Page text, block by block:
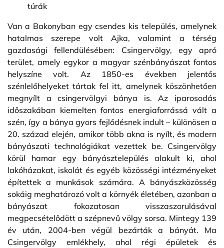
túrák
Van a Bakonyban egy csendes kis település, amelynek
hatalmas szerepe volt Ajka, valamint a térség
gazdasági fellendülésében: Csingervölgy, egy apró
terület, amely egykor a magyar szénbányászat fontos
helyszíne volt. Az 1850-es években jelentős
szénlelőhelyeket tártak fel itt, amelynek köszönhetően
megnyílt a csingervölgyi bánya is. Az iparosodás
időszakában kiemelten fontos energiaforrássá vált a
szén, így a bánya gyors fejlődésnek indult – különösen a
20. század elején, amikor több akna is nyílt, és modern
bányászati technológiákat vezettek be. Csingervölgy
körül hamar egy bányásztelepülés alakult ki, ahol
lakóházakat, iskolát és egyéb közösségi intézményeket
építettek a munkások számára. A bányászközösség
sokáig meghatározó volt a környék életében, azonban a
bányászat fokozatosan visszaszorulásával
megpecsételődött a szépnevű völgy sorsa. Mintegy 139
év után, 2004-ben végül bezárták a bányát. Ma
Csingervölgy emlékhely, ahol régi épületek és